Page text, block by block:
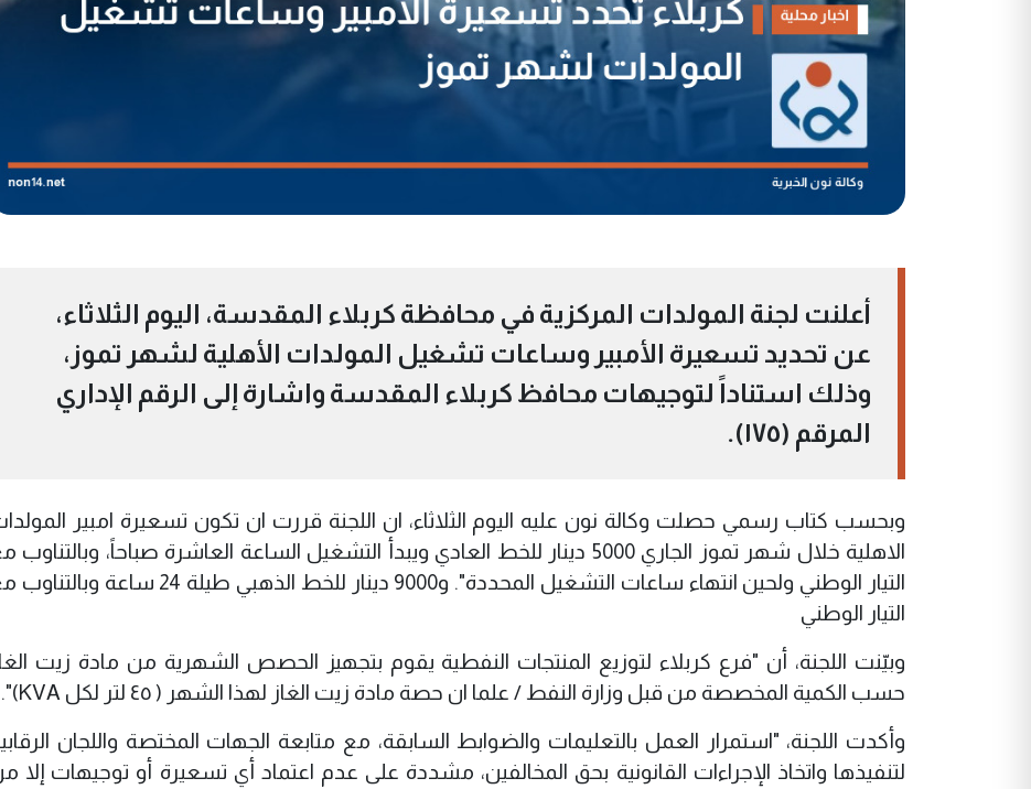
أعلنت لجنة المولدات المركزية في محافظة كربلاء المقدسة، اليوم الثلاثاء،
عن تحديد تسعيرة الأمبير وساعات تشغيل المولدات الأهلية لشهر تموز،
وذلك استناداً لتوجيهات محافظ كربلاء المقدسة واشارة إلى الرقم الإداري
المرقم (١٧٥).
وبحسب كتاب رسمي حصلت وكالة نون عليه اليوم الثلاثاء، ان اللجنة قررت ان تكون تسعيرة امبير
الاهلية خلال شهر تموز الجاري 5000 دينار للخط العادي ويبدأ التشغيل الساعة العاشرة صباحاً، وبالتناوب
التيار الوطني ولحين انتهاء ساعات التشغيل المحددة". و9000 دينار للخط الذهبي طيلة 24 ساعة
التيار الوطني
وبيّنت اللجنة، أن "فرع كربلاء لتوزيع المنتجات النفطية يقوم بتجهيز الحصص الشهرية من مادة زيت
حسب الكمية المخصصة من قبل وزارة النفط / علما ان حصة مادة زيت الغاز لهذا الشهر ( ٤٥ لتر لكل KVA)".
وأكدت اللجنة، "استمرار العمل بالتعليمات والضوابط السابقة، مع متابعة الجهات المختصة واللجان
لتنفيذها واتخاذ الإجراءات القانونية بحق المخالفين، مشددة على عدم اعتماد أي تسعيرة أو توجيهات إلا